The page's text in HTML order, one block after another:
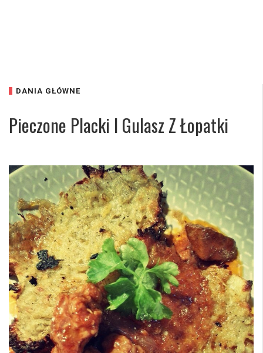
DANIA GŁÓWNE
Pieczone Placki I Gulasz Z Łopatki